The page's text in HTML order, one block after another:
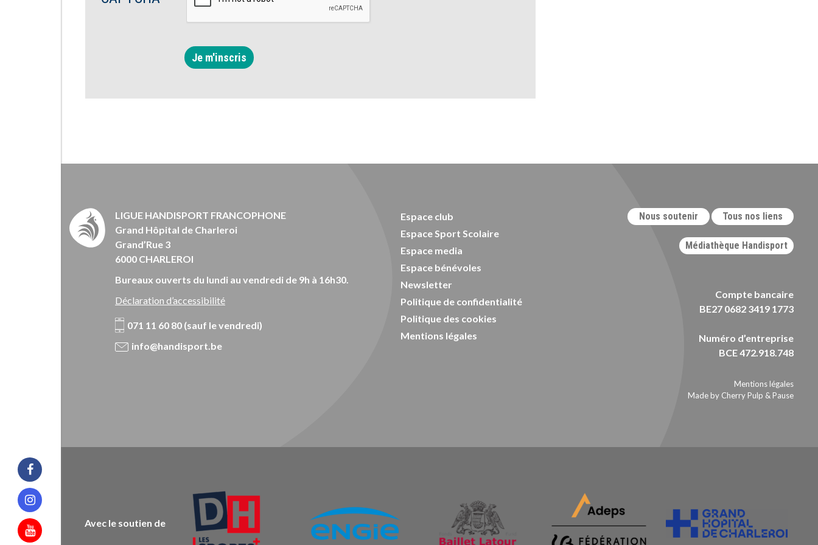
Facebook
Instagram
Je m'inscris
LIGUE HANDISPORT FRANCOPHONE
Grand Hôpital de Charleroi
Grand’Rue 3
6000 CHARLEROI
Bureaux ouverts du lundi au vendredi de 9h à 16h30.
Déclaration d’accessibilité
071 11 60 80 (sauf le vendredi)
info@handisport.be
Espace club
Espace Sport Scolaire
Espace media
Espace bénévoles
Newsletter
Politique de confidentialité
Politique des cookies
Mentions légales
Nous soutenir Tous nos liens
Médiathèque Handisport
Compte bancaire
BE27 0682 3419 1773
Numéro d’entreprise
BCE 472.918.748
Mentions légales
Made by Cherry Pulp & Pause
Avec le soutien de